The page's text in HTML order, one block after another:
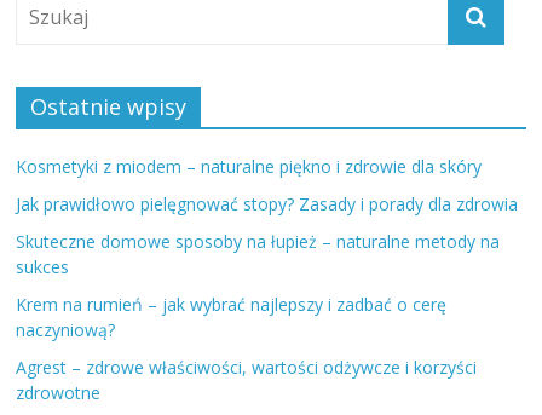
Ostatnie wpisy
Kosmetyki z miodem – naturalne piękno i zdrowie dla skóry
Jak prawidłowo pielęgnować stopy? Zasady i porady dla zdrowia
Skuteczne domowe sposoby na łupież – naturalne metody na
sukces
Krem na rumień – jak wybrać najlepszy i zadbać o cerę
naczyniową?
Agrest – zdrowe właściwości, wartości odżywcze i korzyści
zdrowotne